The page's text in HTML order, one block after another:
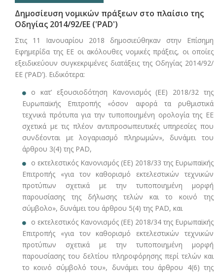
Δημοσίευση νομικών πράξεων στο πλαίσιο της
Οδηγίας 2014/92/ΕΕ ('PAD')
Στις 11 Ιανουαρίου 2018 δημοσιεύθηκαν στην Επίσημη
Εφημερίδα της ΕΕ οι ακόλουθες νομικές πράξεις, οι οποίες
εξειδικεύουν συγκεκριμένες διατάξεις της Οδηγίας 2014/92/
ΕΕ (‘PAD’). Ειδικότερα:
ο κατ’ εξουσιοδότηση Κανονισμός (ΕΕ) 2018/32 της
Ευρωπαϊκής Επιτροπής «όσον αφορά τα ρυθμιστικά
τεχνικά πρότυπα για την τυποποιημένη ορολογία της ΕΕ
σχετικά με τις πλέον αντιπροσωπευτικές υπηρεσίες που
συνδέονται με λογαριασμό πληρωμών», δυνάμει του
άρθρου 3(4) της PAD,
ο εκτελεστικός Κανονισμός (ΕΕ) 2018/33 της Ευρωπαϊκής
Επιτροπής «για τον καθορισμό εκτελεστικών τεχνικών
προτύπων σχετικά με την τυποποιημένη μορφή
παρουσίασης της δήλωσης τελών και το κοινό της
σύμβολο», δυνάμει του άρθρου 5(4) της PAD, και
ο εκτελεστικός Κανονισμός (ΕΕ) 2018/34 της Ευρωπαϊκής
Επιτροπής «για τον καθορισμό εκτελεστικών τεχνικών
προτύπων σχετικά με την τυποποιημένη μορφή
παρουσίασης του δελτίου πληροφόρησης περί τελών και
το κοινό σύμβολό του», δυνάμει του άρθρου 4(6) της